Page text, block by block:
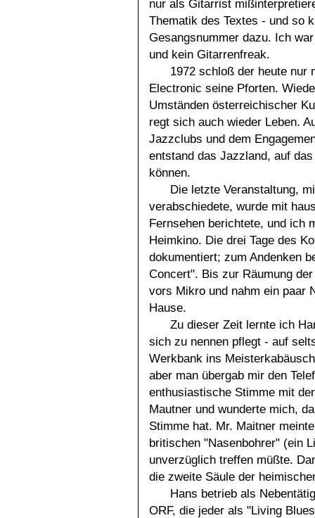
nur als Gitarrist
Thematik des Textes - und so
Gesangsnummer dazu. Ich
und kein Gitarrenfreak.
1972 schloß der heute nur
Electronic seine Pforten.
Umständen österreichischer
regt sich auch wieder Leben.
Jazzclubs und dem
entstand das Jazzland, auf
können.
Die letzte Veranstaltung,
verabschiedete, wurde mit
Fernsehen berichtete, und ich
Heimkino. Die drei Tage des
dokumentiert; zum Andenken
Concert". Bis zur Räumung
vors Mikro und nahm ein paar
Hause.
Zu dieser Zeit lernte ich
sich zu nennen pflegt - auf
Werkbank ins
aber man übergab mir den
enthusiastische Stimme mit
Mautner und wunderte mich,
Stimme hat. Mr. Maitner
britischen "Nasenbohrer" (ein
unverzüglich treffen müßte.
die zweite Säule der
Hans betrieb als
ORF, die jeder als "Living